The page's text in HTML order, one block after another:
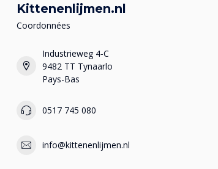
Kittenenlijmen.nl
Coordonnées
Industrieweg 4-C
9482 TT Tynaarlo
Pays-Bas
0517 745 080
info@kittenenlijmen.nl